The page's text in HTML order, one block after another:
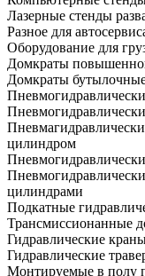
Лазерные стенды
Разное для
Оборудование для
Домкраты
Домкраты
цилиндром
цилиндрами
Подкатные
Трансмиссионанные
Гидравлические
Гидравлические
Монтируемые в полу